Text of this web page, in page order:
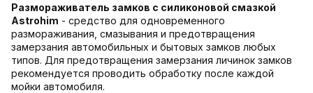
Размораживатель замков с силиконовой смазкой
Astrohim - средство для одновременного
размораживания, смазывания и предотвращения
замерзания автомобильных и бытовых замков любых
типов. Для предотвращения замерзания личинок замков
рекомендуется проводить обработку после каждой
мойки автомобиля.